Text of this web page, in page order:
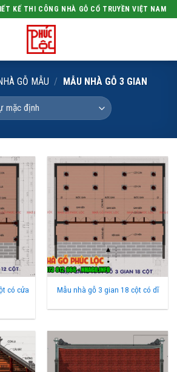
KẾ THI CÔNG NHÀ GỖ CỔ TRUYỀN VIỆT NAM
GỖ MẪU / MẪU NHÀ GỖ 3 GIAN
có cửa
Mẫu nhà gỗ 3 gian 18 cột có dĩ